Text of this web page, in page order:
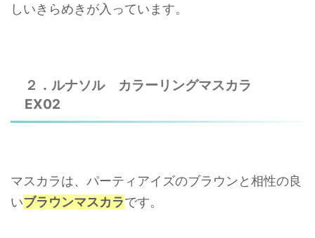
しいきらめきが入っています。
２．ルナソル カラーリングマスカラ
EX02
マスカラは、パーティアイズのブラウンと相性の良
いブラウンマスカラです。